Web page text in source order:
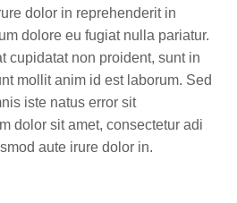
dolor in reprehenderit in
dolore eu fugiat nulla pariatur.
cupidatat non proident, sunt in
mollit anim id est laborum. Sed
iste natus error sit
dolor sit amet, consectetur adi
aute irure dolor in.